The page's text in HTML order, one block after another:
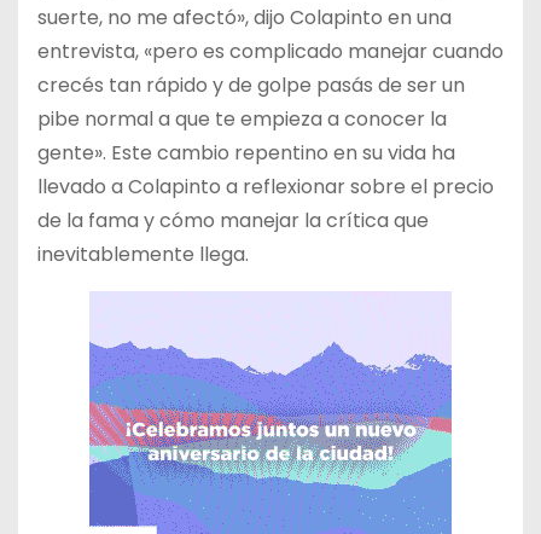
suerte, no me afectó», dijo Colapinto en una
entrevista, «pero es complicado manejar cuando
crecés tan rápido y de golpe pasás de ser un
pibe normal a que te empieza a conocer la
gente». Este cambio repentino en su vida ha
llevado a Colapinto a reflexionar sobre el precio
de la fama y cómo manejar la crítica que
inevitablemente llega.